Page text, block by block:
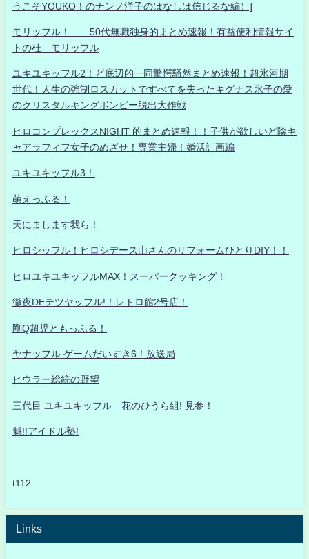
うこそYOUKO！のナンノ洋子のはなしは信じるな編）]
モリッフル！ 50代無職独身的まとめ速報！有益便利情報サイ
トの杜 モリッフル
ユキユキッフル2！ど底辺的一同驚愕騒然まとめ速報！超氷河期
世代！人生の強制ロスカットですべてを失ったキグナス氷子の愛
のクリスタルキングボンビー脱出大作戦
ヒロコンプレックスNIGHT 的まとめ速報！！子供が欲しいど陰キ
ャアラフィフ女子のめざせ！専業主婦！婚活計画編
ユキユキッフル3！
萌えっふる！
天にまします我ら！
ヒロシッフル！ヒロシデース山さんのリフォームひとりDIY！！
ヒロユキユキッフルMAX！スーパークッキング！
徹夜DEテツヤッフル!！レトロ館2号店！
剛Q超児ともっふる！
ヤナッフル ゲームだいすき6！放送局
ヒウラー総統の野望
三代目 ユキユキッフル 花のひうら組! 見参！
魁!!アイドル塾!
t112
Links